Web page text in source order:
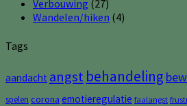
Verbouwing (27)
Wandelen/hiken (4)
Tags
aandacht angst behandeling
spelen corona emotieregulatie faalangst